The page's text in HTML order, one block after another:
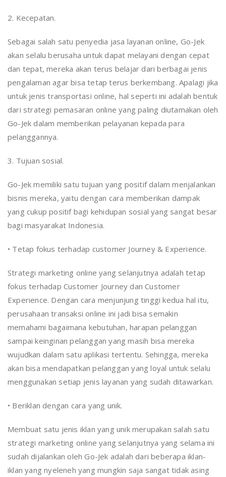
2. Kecepatan.
Sebagai salah satu penyedia jasa layanan online, Go-Jek
akan selalu berusaha untuk dapat melayani dengan cepat
dan tepat, mereka akan terus belajar dari berbagai jenis
pengalaman agar bisa tetap terus berkembang. Apalagi jika
untuk jenis transportasi online, hal seperti ini adalah bentuk
dari strategi pemasaran online yang paling diutamakan oleh
Go-Jek dalam memberikan pelayanan kepada para
pelanggannya.
3. Tujuan sosial.
Go-Jek memiliki satu tujuan yang positif dalam menjalankan
bisnis mereka, yaitu dengan cara memberikan dampak
yang cukup positif bagi kehidupan sosial yang sangat besar
bagi masyarakat Indonesia.
• Tetap fokus terhadap customer Journey & Experience.
Strategi marketing online yang selanjutnya adalah tetap
fokus terhadap Customer Journey dan Customer
Experience. Dengan cara menjunjung tinggi kedua hal itu,
perusahaan transaksi online ini jadi bisa semakin
memahami bagaimana kebutuhan, harapan pelanggan
sampai keinginan pelanggan yang masih bisa mereka
wujudkan dalam satu aplikasi tertentu. Sehingga, mereka
akan bisa mendapatkan pelanggan yang loyal untuk selalu
menggunakan setiap jenis layanan yang sudah ditawarkan.
• Beriklan dengan cara yang unik.
Membuat satu jenis iklan yang unik merupakan salah satu
strategi marketing online yang selanjutnya yang selama ini
sudah dijalankan oleh Go-Jek adalah dari beberapa iklan-
iklan yang nyeleneh yang mungkin saja sangat tidak asing